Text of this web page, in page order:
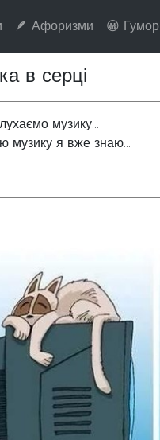
🪶 Афоризми 😀 Гумор
в серці
музику...
музику я вже знаю...